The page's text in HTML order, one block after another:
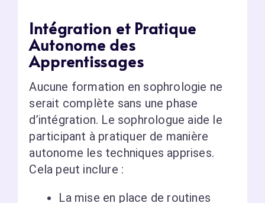
Intégration et Pratique
Autonome des
Apprentissages
Aucune formation en sophrologie ne
serait complète sans une phase
d’intégration. Le sophrologue aide le
participant à pratiquer de manière
autonome les techniques apprises.
Cela peut inclure :
La mise en place de routines